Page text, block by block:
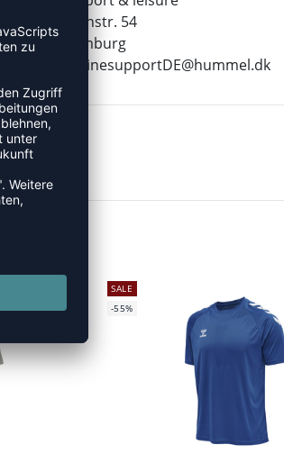
Leverkusenstr. 54
22761 Hamburg
onlinesupportDE@hummel.dk
SALE
-55%